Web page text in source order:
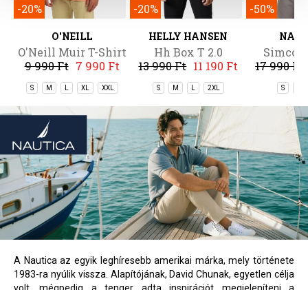
-20%
O'NEILL
O'Neill Muir T-Shirt
9 990 Ft 7 990 Ft
S M XL XXL
-20%
HELLY HANSEN
Hh Box T 2.0
13 990 Ft 11 190 Ft
S M 2XL
-50%
17 990 Ft
S
A Nautica az egyik leghíresebb amerikai márka, mely története
1983-ra nyúlik vissza. Alapítójának, David Chunak, egyetlen célja